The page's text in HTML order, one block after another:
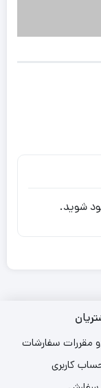
شوید.
و مقررات سفارشات
کاربری